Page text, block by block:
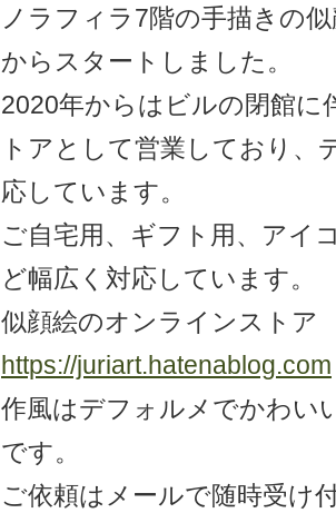
ノラフィラ7階の手描きの
からスタートしました。
2020年からはビルの閉館に
トアとして営業しており、
応しています。
ご自宅用、ギフト用、アイ
ど幅広く対応しています。
似顔絵のオンラインストア
https://juriart.hatenablog.com
作風はデフォルメでかわい
です。
ご依頼はメールで随時受け